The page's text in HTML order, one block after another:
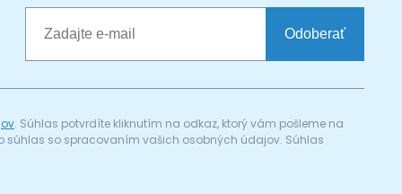
Odoberať
. Súhlas potvrdíte kliknutím na odkaz, ktorý vám pošleme na
súhlas so spracovaním vašich osobných údajov. Súhlas